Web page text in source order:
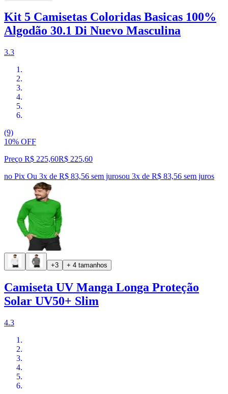
Kit 5 Camisetas Coloridas Basicas 100%
Algodão 30.1 Di Nuevo Masculina
3.3
(9)
10% OFF
Preço R$ 225,60R$ 225,60
no Pix Ou 3x de R$ 83,56 sem jurosou 3x de R$ 83,56 sem juros
+3 + 4 tamanhos
Camiseta UV Manga Longa Proteção
Solar UV50+ Slim
4.3